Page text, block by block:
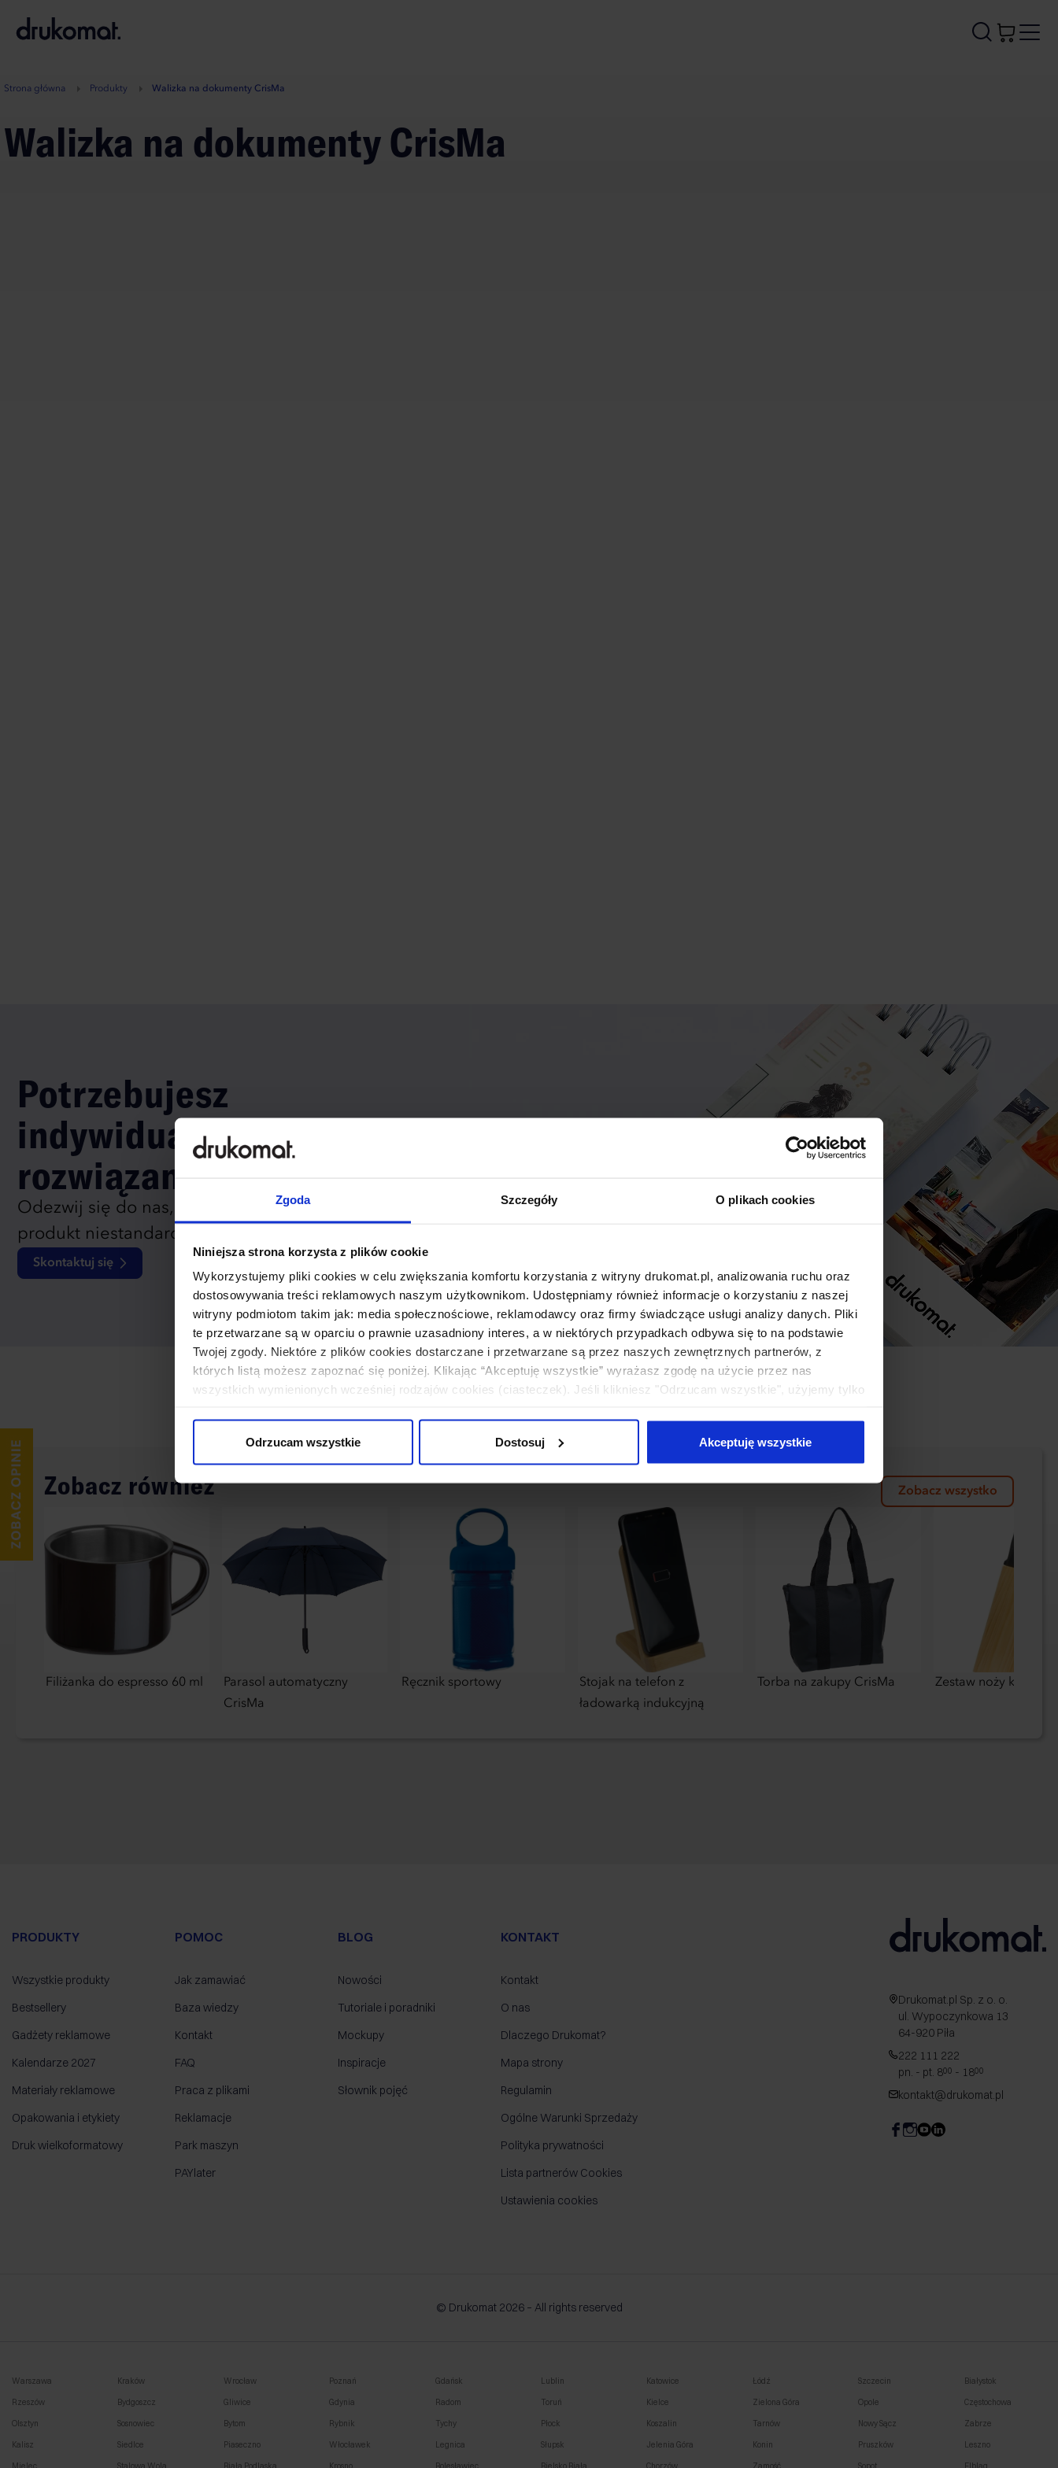
Zgoda Szczegóły O plikach cookies
Niniejsza strona korzysta z plików cookie
Wykorzystujemy pliki cookies w celu zwiększania komfortu korzystania z witryny drukomat.pl, analizowania ruchu oraz
dostosowywania treści reklamowych naszym użytkownikom. Udostępniamy również informacje o korzystaniu z naszej
witryny podmiotom takim jak: media społecznościowe, reklamodawcy oraz firmy świadczące usługi analizy danych. Pliki
te przetwarzane są w oparciu o prawnie uzasadniony interes, a w niektórych przypadkach odbywa się to na podstawie
Twojej zgody. Niektóre z plików cookies dostarczane i przetwarzane są przez naszych zewnętrznych partnerów, z
których listą możesz zapoznać się poniżej. Klikając “Akceptuję wszystkie” wyrażasz zgodę na użycie przez nas
wszystkich wymienionych wcześniej rodzajów cookies (ciasteczek). Jeśli klikniesz "Odrzucam wszystkie", użyjemy tylko
Odrzucam wszystkie
Dostosuj Akceptuję wszystkie
A
Strona główna Produkty Walizka na dokumenty CrisMa
Walizka na dokumenty CrisMa
Potrzebujesz
indywidualnego
rozwiązania?
Odezwij się do nas, aby omówić
produkt niestandardowy.
Skontaktuj się
Zobacz również Zobacz wszystko
Filiżanka do espresso 60 ml
Parasol automatyczny
CrisMa
Ręcznik sportowy
Stojak na telefon z
ładowarką indukcyjną
Torba na zakupy CrisMa Zestaw noży
PRODUKTY
Wszystkie produkty
Bestsellery
Gadżety reklamowe
Kalendarze 2027
Materiały reklamowe
Opakowania i etykiety
Druk wielkoformatowy
POMOC
Jak zamawiać
Baza wiedzy
Kontakt
FAQ
Praca z plikami
Reklamacje
Park maszyn
PAYlater
BLOG
Nowości
Tutoriale i poradniki
Mockupy
Inspiracje
Słownik pojęć
KONTAKT
Kontakt
O nas
Dlaczego Drukomat?
Mapa strony
Regulamin
Ogólne Warunki Sprzedaży
Polityka prywatności
Lista partnerów Cookies
Ustawienia cookies
Drukomat.pl Sp. z o. o.
ul. Wypoczynkowa 13
64-920 Piła
222 111 222
pn. - pt. 800 - 1800
kontakt@drukomat.pl
© Drukomat 2026 – All rights reserved
Warszawa Kraków Wrocław Poznań Gdańsk Lublin Katowice Łódź Szczecin Białystok
Rzeszów Bydgoszcz Gliwice Gdynia Radom Toruń Kielce Zielona Góra Opole Częstochowa
Olsztyn Sosnowiec Bytom Rybnik Tychy Płock Koszalin Tarnów Nowy Sącz Zabrze
Kalisz Siedlce Piaseczno Włocławek Legnica Słupsk Jelenia Góra Konin Pruszków Leszno